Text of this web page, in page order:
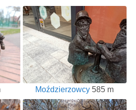
Moździerzowcy 585 m